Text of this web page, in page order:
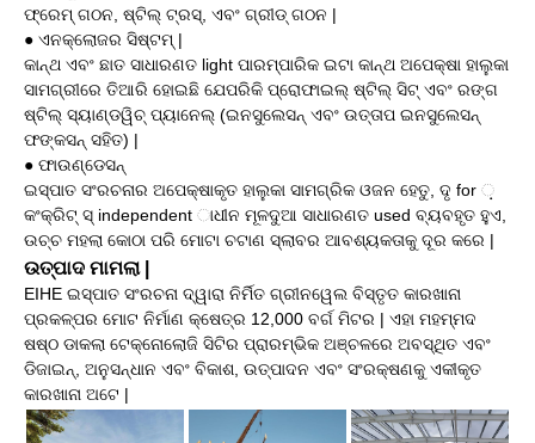
ଫ୍ରେମ୍ ଗଠନ, ଷ୍ଟିଲ୍ ଟ୍ରସ୍, ଏବଂ ଗ୍ରୀଡ୍ ଗଠନ |
● ଏନକ୍ଲୋଜର ସିଷ୍ଟମ୍ |
କାନ୍ଥ ଏବଂ ଛାତ ସାଧାରଣତ light ପାରମ୍ପାରିକ ଇଟା କାନ୍ଥ ଅପେକ୍ଷା ହାଲୁକା
ସାମଗ୍ରୀରେ ତିଆରି ହୋଇଛି ଯେପରିକି ପ୍ରୋଫାଇଲ୍ ଷ୍ଟିଲ୍ ସିଟ୍ ଏବଂ ରଙ୍ଗ
ଷ୍ଟିଲ୍ ସ୍ୟାଣ୍ଡୱିଚ୍ ପ୍ୟାନେଲ୍ (ଇନସୁଲେସନ୍ ଏବଂ ଉତ୍ତାପ ଇନସୁଲେସନ୍
ଫଙ୍କସନ୍ ସହିତ) |
● ଫାଉଣ୍ଡେସନ୍
ଇସ୍ପାତ ସଂରଚନାର ଅପେକ୍ଷାକୃତ ହାଲୁକା ସାମଗ୍ରିକ ଓଜନ ହେତୁ, ଦୃ for ଼
କଂକ୍ରିଟ୍ ସ୍ independent ାଧୀନ ମୂଳଦୁଆ ସାଧାରଣତ used ବ୍ୟବହୃତ ହୁଏ,
ଉଚ୍ଚ ମହଲା କୋଠା ପରି ମୋଟା ଚଟାଣ ସ୍ଲାବର ଆବଶ୍ୟକତାକୁ ଦୂର କରେ |
ଉତ୍ପାଦ ମାମଲା |
EIHE ଇସ୍ପାତ ସଂରଚନା ଦ୍ୱାରା ନିର୍ମିତ ଗ୍ରୀନୱେଲ ବିସ୍ତୃତ କାରଖାନା
ପ୍ରକଳ୍ପର ମୋଟ ନିର୍ମାଣ କ୍ଷେତ୍ର 12,000 ବର୍ଗ ମିଟର | ଏହା ମହମ୍ମଦ
ଷଷ୍ଠ ଡାକଲା ଟେକ୍ନୋଲୋଜି ସିଟିର ପ୍ରାରମ୍ଭିକ ଅଞ୍ଚଳରେ ଅବସ୍ଥିତ ଏବଂ
ଡିଜାଇନ୍, ଅନୁସନ୍ଧାନ ଏବଂ ବିକାଶ, ଉତ୍ପାଦନ ଏବଂ ସଂରକ୍ଷଣକୁ ଏକୀକୃତ
କାରଖାନା ଅଟେ |